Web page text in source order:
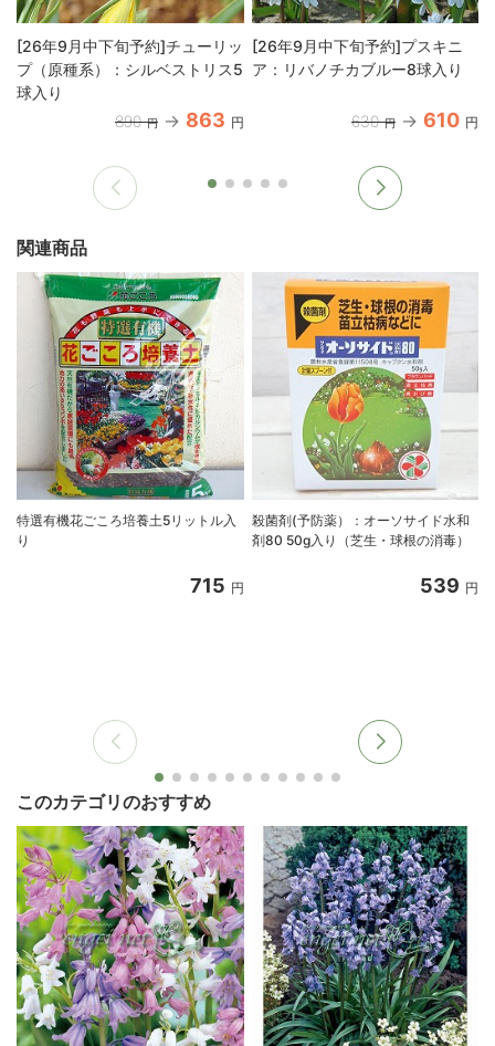
[26年9月中下旬予約]チューリッ
プ（原種系）：シルベストリス5
球入り
890 円 863 円
[26年9月中下旬予約]プスキニ
ア：リバノチカブルー8球入り
630 円 610 円
関連商品
特選有機花ごころ培養土5リットル入
り
715 円
殺菌剤(予防薬）：オーソサイド水和
剤80 50g入り（芝生・球根の消毒）
539 円
このカテゴリのおすすめ